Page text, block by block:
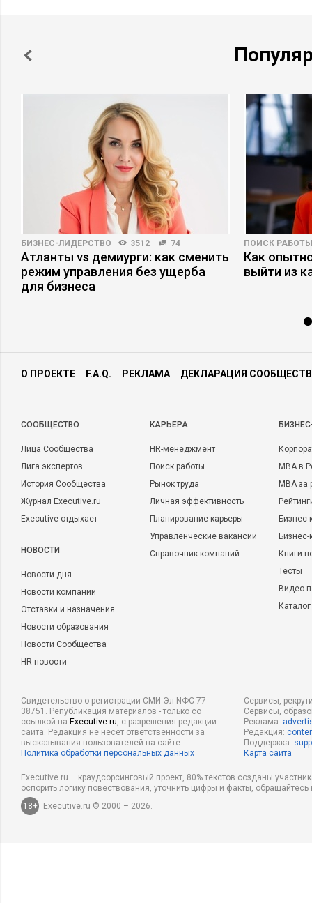
БИЗНЕС-ЛИДЕРСТВО 3512 74
Атланты vs демиурги: как сменить
режим управления без ущерба
для бизнеса
ПОИСК РАБОТЫ
Как
выйти из
О ПРОЕКТЕ F.A.Q. РЕКЛАМА ДЕКЛАРАЦИЯ
CООБЩЕСТВО
Лица Сообщества
Лига экспертов
История Сообщества
Журнал Executive.ru
Executive отдыхает
НОВОСТИ
Новости дня
Новости компаний
Отставки и назначения
Новости образования
Новости Сообщества
HR-новости
КАРЬЕРА
HR-менеджмент
Поиск работы
Рынок труда
Личная эффективность
Планирование карьеры
Управленческие вакансии
Справочник компаний
MBA в
MBA
Бизнес-
Книги
Тесты
Видео
Свидетельство о регистрации СМИ Эл NФС 77-
38751. Републикация материалов - только со
ссылкой на Executive.ru, с разрешения редакции
сайта. Редакция не несет ответственности за
высказывания пользователей на сайте.
Политика обработки персональных данных
Сервисы,
Сервисы,
Реклама:
Редакция:
Поддержка:
Карта сайта
Executive.ru – краудсорсинговый проект, 80% текстов созданы
оспорить логику повествования, уточнить цифры и факты,
18+
Executive.ru © 2000 – 2026.